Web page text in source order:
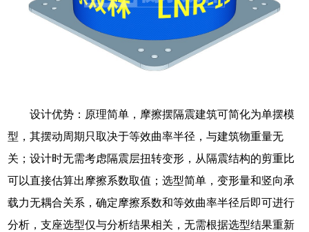
设计优势：原理简单，摩擦摆隔震建筑可简化为单摆模
型，其摆动周期只取决于等效曲率半径，与建筑物重量无
关；设计时无需考虑隔震层扭转变形，从隔震结构的剪重比
可以直接估算出摩擦系数取值；选型简单，变形量和竖向承
载力无耦合关系，确定摩擦系数和等效曲率半径后即可进行
分析，支座选型仅与分析结果相关，无需根据选型结果重新